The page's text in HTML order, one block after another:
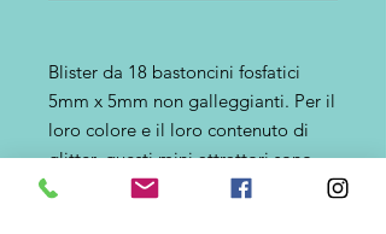
Blister da 18 bastoncini fosfatici
5mm x 5mm non galleggianti. Per il
loro colore e il loro contenuto di
glitter, questi mini attrattori sono
progettati per soddisfare le varie